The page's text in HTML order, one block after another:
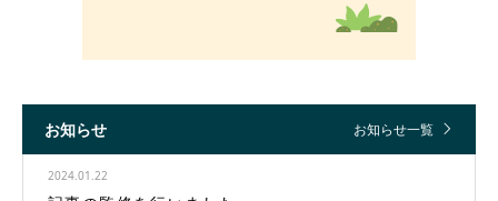
お知らせ お知らせ一覧
2024.01.22